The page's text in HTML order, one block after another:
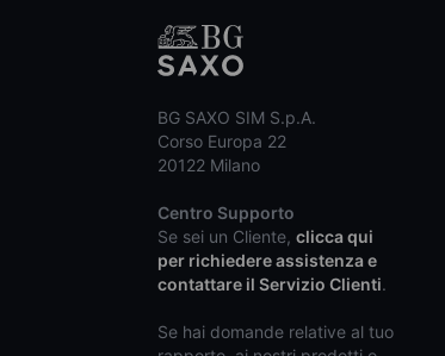
BG SAXO SIM S.p.A.
Corso Europa 22
20122 Milano
Centro Supporto
Se sei un Cliente, clicca qui
per richiedere assistenza e
contattare il Servizio Clienti.
Se hai domande relative al tuo